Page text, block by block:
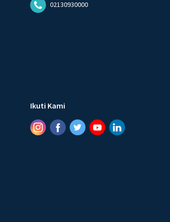
02130930000
Ikuti Kami